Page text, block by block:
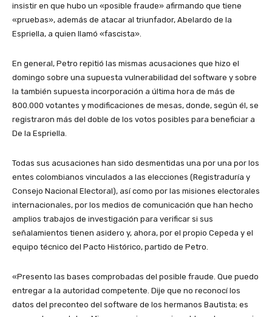
insistir en que hubo un «posible fraude» afirmando que tiene
«pruebas», además de atacar al triunfador, Abelardo de la
Espriella, a quien llamó «fascista».
En general, Petro repitió las mismas acusaciones que hizo el
domingo sobre una supuesta vulnerabilidad del software y sobre
la también supuesta incorporación a última hora de más de
800.000 votantes y modificaciones de mesas, donde, según él, se
registraron más del doble de los votos posibles para beneficiar a
De la Espriella.
Todas sus acusaciones han sido desmentidas una por una por los
entes colombianos vinculados a las elecciones (Registraduría y
Consejo Nacional Electoral), así como por las misiones electorales
internacionales, por los medios de comunicación que han hecho
amplios trabajos de investigación para verificar si sus
señalamientos tienen asidero y, ahora, por el propio Cepeda y el
equipo técnico del Pacto Histórico, partido de Petro.
«Presento las bases comprobadas del posible fraude. Que puedo
entregar a la autoridad competente. Dije que no reconocí los
datos del preconteo del software de los hermanos Bautista; es